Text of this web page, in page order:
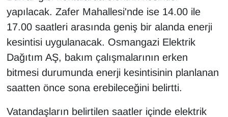
yapılacak. Zafer Mahallesi'nde ise 14.00 ile
17.00 saatleri arasında geniş bir alanda enerji
kesintisi uygulanacak. Osmangazi Elektrik
Dağıtım AŞ, bakım çalışmalarının erken
bitmesi durumunda enerji kesintisinin planlanan
saatten önce sona erebileceğini belirtti.
Vatandaşların belirtilen saatler içinde elektrik